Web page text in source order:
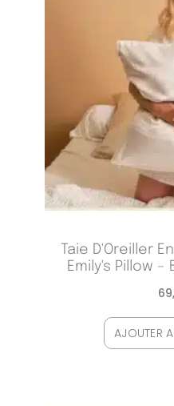
Taie D'Oreiller
Emily's Pillow –
AJOUTER